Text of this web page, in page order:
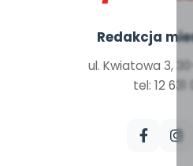
Redakcja
ul. Kwiatowa 3,
tel: 12 631